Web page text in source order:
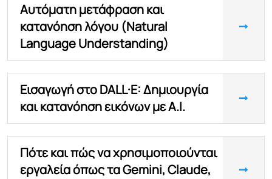
Αυτόματη μετάφραση και
κατανόηση λόγου (Natural
Language Understanding)
Εισαγωγή στο DALL·E: Δημιουργία
και κατανόηση εικόνων με A.I.
Πότε και πώς να χρησιμοποιούνται
εργαλεία όπως τα Gemini, Claude,